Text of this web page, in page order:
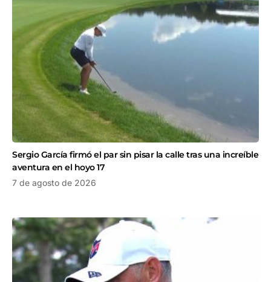
Sergio García firmó el par sin pisar la calle tras una increíble
aventura en el hoyo 17
7 de agosto de 2026